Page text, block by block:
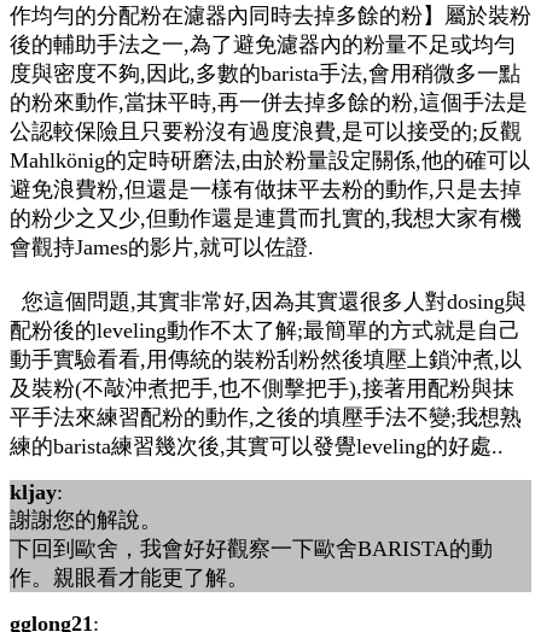
作均勻的分配粉在濾器內同時去掉多餘的粉】屬於裝粉
後的輔助手法之一,為了避免濾器內的粉量不足或均勻
度與密度不夠,因此,多數的barista手法,會用稍微多一點
的粉來動作,當抹平時,再一併去掉多餘的粉,這個手法是
公認較保險且只要粉沒有過度浪費,是可以接受的;反觀
Mahlkönig的定時研磨法,由於粉量設定關係,他的確可以
避免浪費粉,但還是一樣有做抹平去粉的動作,只是去掉
的粉少之又少,但動作還是連貫而扎實的,我想大家有機
會觀持James的影片,就可以佐證.
您這個問題,其實非常好,因為其實還很多人對dosing與
配粉後的leveling動作不太了解;最簡單的方式就是自己
動手實驗看看,用傳統的裝粉刮粉然後填壓上鎖沖煮,以
及裝粉(不敲沖煮把手,也不側擊把手),接著用配粉與抹
平手法來練習配粉的動作,之後的填壓手法不變;我想熟
練的barista練習幾次後,其實可以發覺leveling的好處..
kljay:
謝謝您的解說。
下回到歐舍，我會好好觀察一下歐舍BARISTA的動
作。親眼看才能更了解。
gglong21: